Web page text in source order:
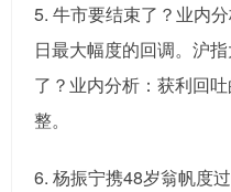
5. 牛市要结束了？业内
日最大幅度的回调。沪
了？业内分析：获利回
整。
6. 杨振宁携48岁翁帆度